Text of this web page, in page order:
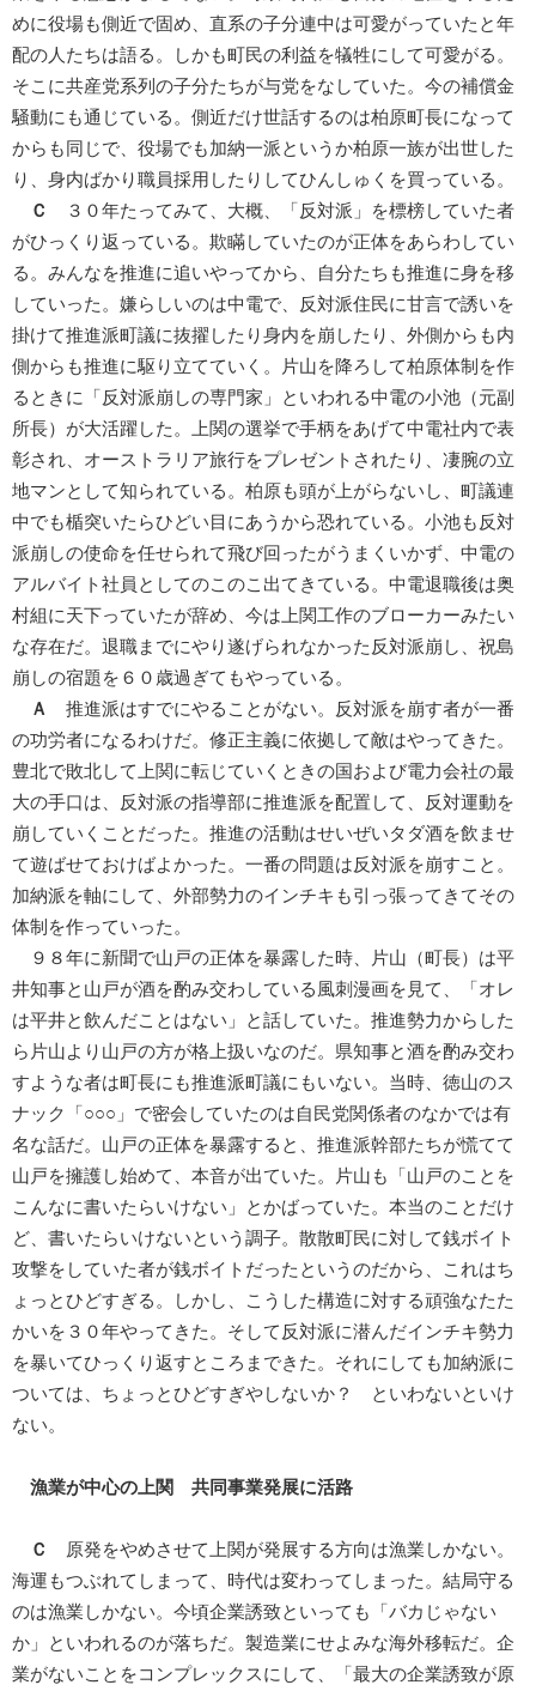
めに役場も側近で固め、直系の子分連中は可愛がっていたと年
配の人たちは語る。しかも町民の利益を犠牲にして可愛がる。
そこに共産党系列の子分たちが与党をなしていた。今の補償金
騒動にも通じている。側近だけ世話するのは柏原町長になって
からも同じで、役場でも加納一派というか柏原一族が出世した
り、身内ばかり職員採用したりしてひんしゅくを買っている。
Ｃ
３０年たってみて、大概、「反対派」を標榜していた者
がひっくり返っている。欺瞞していたのが正体をあらわしてい
る。みんなを推進に追いやってから、自分たちも推進に身を移
していった。嫌らしいのは中電で、反対派住民に甘言で誘いを
掛けて推進派町議に抜擢したり身内を崩したり、外側からも内
側からも推進に駆り立てていく。片山を降ろして柏原体制を作
るときに「反対派崩しの専門家」といわれる中電の小池（元副
所長）が大活躍した。上関の選挙で手柄をあげて中電社内で表
彰され、オーストラリア旅行をプレゼントされたり、凄腕の立
地マンとして知られている。柏原も頭が上がらないし、町議連
中でも楯突いたらひどい目にあうから恐れている。小池も反対
派崩しの使命を任せられて飛び回ったがうまくいかず、中電の
アルバイト社員としてのこのこ出てきている。中電退職後は奥
村組に天下っていたが辞め、今は上関工作のブローカーみたい
な存在だ。退職までにやり遂げられなかった反対派崩し、祝島
崩しの宿題を６０歳過ぎてもやっている。
Ａ
推進派はすでにやることがない。反対派を崩す者が一番
の功労者になるわけだ。修正主義に依拠して敵はやってきた。
豊北で敗北して上関に転じていくときの国および電力会社の最
大の手口は、反対派の指導部に推進派を配置して、反対運動を
崩していくことだった。推進の活動はせいぜいタダ酒を飲ませ
て遊ばせておけばよかった。一番の問題は反対派を崩すこと。
加納派を軸にして、外部勢力のインチキも引っ張ってきてその
体制を作っていった。
９８年に新聞で山戸の正体を暴露した時、片山（町長）は平
井知事と山戸が酒を酌み交わしている風刺漫画を見て、「オレ
は平井と飲んだことはない」と話していた。推進勢力からした
ら片山より山戸の方が格上扱いなのだ。県知事と酒を酌み交わ
すような者は町長にも推進派町議にもいない。当時、徳山のス
ナック「○○○」で密会していたのは自民党関係者のなかでは有
名な話だ。山戸の正体を暴露すると、推進派幹部たちが慌てて
山戸を擁護し始めて、本音が出ていた。片山も「山戸のことを
こんなに書いたらいけない」とかばっていた。本当のことだけ
ど、書いたらいけないという調子。散散町民に対して銭ボイト
攻撃をしていた者が銭ボイトだったというのだから、これはち
ょっとひどすぎる。しかし、こうした構造に対する頑強なたた
かいを３０年やってきた。そして反対派に潜んだインチキ勢力
を暴いてひっくり返すところまできた。それにしても加納派に
ついては、ちょっとひどすぎやしないか？ といわないといけ
ない。
漁業が中心の上関 共同事業発展に活路
Ｃ
原発をやめさせて上関が発展する方向は漁業しかない。
海運もつぶれてしまって、時代は変わってしまった。結局守る
のは漁業しかない。今頃企業誘致といっても「バカじゃない
か」といわれるのが落ちだ。製造業にせよみな海外移転だ。企
業がないことをコンプレックスにして、「最大の企業誘致が原